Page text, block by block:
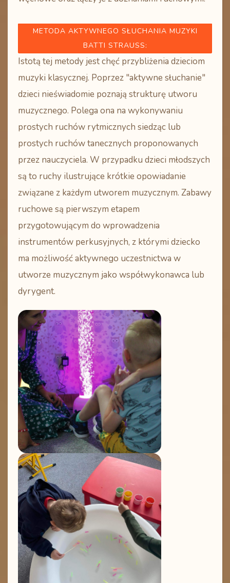
METODA AKTYWNEGO SŁUCHANIA MUZYKI
BATTI STRAUSS:
Istotą tej metody jest chęć przybliżenia dzieciom
muzyki klasycznej. Poprzez "aktywne słuchanie"
dzieci nieświadomie poznają strukturę utworu
muzycznego. Polega ona na wykonywaniu
prostych ruchów rytmicznych siedząc lub
prostych ruchów tanecznych proponowanych
przez nauczyciela. W przypadku dzieci młodszych
są to ruchy ilustrujące krótkie opowiadanie
związane z każdym utworem muzycznym. Zabawy
ruchowe są pierwszym etapem
przygotowującym do wprowadzenia
instrumentów perkusyjnych, z którymi dziecko
ma możliwość aktywnego uczestnictwa w
utworze muzycznym jako współwykonawca lub
dyrygent.